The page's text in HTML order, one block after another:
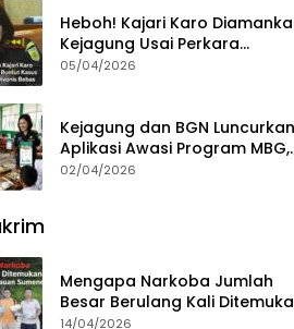
Heboh! Kajari Karo
Kejagung Usai Perkara
Videografer Divonis Bebas
05/04/2026
Kejagung dan BGN Luncurkan
Aplikasi Awasi Program MBG,
Begini Cara Lapornya
02/04/2026
Mengapa Narkoba Jumlah
Besar Berulang Kali
di Wilayah Kepulauan
14/04/2026